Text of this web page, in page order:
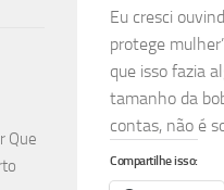
Eu cresci
protege
que isso fazia
tamanho da
contas, não é
Compartilhe isso:
Que